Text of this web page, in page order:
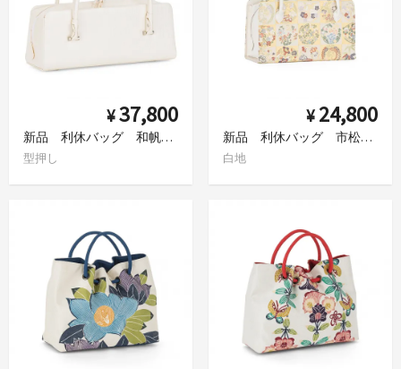
¥37,800
新品 利休バッグ 和帆布 白
型押し
¥ 24,800
新品 利休バッグ 市松に花 華丸紋
白地